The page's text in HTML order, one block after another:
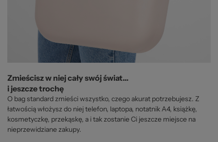
Zmieścisz w niej cały swój świat…
i jeszcze trochę
O bag standard zmieści wszystko, czego akurat potrzebujesz. Z
łatwością włożysz do niej telefon, laptopa, notatnik A4, książkę,
kosmetyczkę, przekąskę, a i tak zostanie Ci jeszcze miejsce na
nieprzewidziane zakupy.